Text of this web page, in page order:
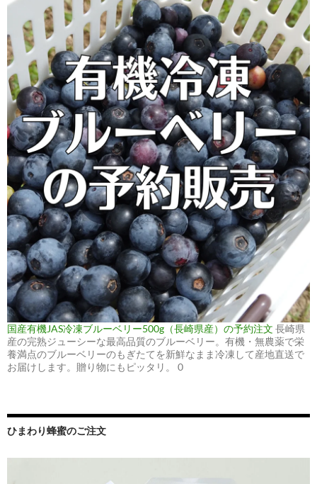
国産有機JAS冷凍ブルーベリー500g（長崎県産）の予約注文 長崎県
産の完熟ジューシーな最高品質のブルーベリー。有機・無農薬で栄
養満点のブルーベリーのもぎたてを新鮮なまま冷凍して産地直送で
お届けします。贈り物にもピッタリ。 0
ひまわり蜂蜜のご注文